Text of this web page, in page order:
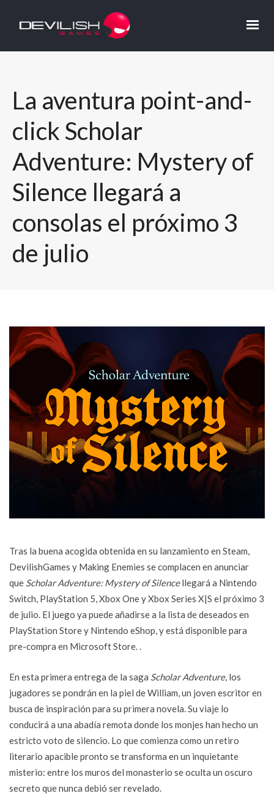
La aventura point-and-
click Scholar
Adventure: Mystery of
Silence llegará a
consolas el próximo 3
de julio
Tras la buena acogida obtenida en su lanzamiento en Steam,
DevilishGames y Making Enemies se complacen en anunciar
que Scholar Adventure: Mystery of Silencellegará a Nintendo
Switch, PlayStation 5, Xbox One y Xbox Series X|S el próximo 3
de julio. El juego ya puede añadirse a la lista de deseados en
PlayStation Store y Nintendo eShop, y está disponible para
pre-compra en Microsoft Store. .
En esta primera entrega de la saga Scholar Adventure, los
jugadores se pondrán en la piel de William, un joven escritor en
busca de inspiración para su primera novela. Su viaje lo
conducirá a una abadía remota donde los monjes han hecho un
estricto voto de silencio. Lo que comienza como un retiro
literario apacible pronto se transforma en un inquietante
misterio: entre los muros del monasterio se oculta un oscuro
secreto que nunca debió ser revelado.